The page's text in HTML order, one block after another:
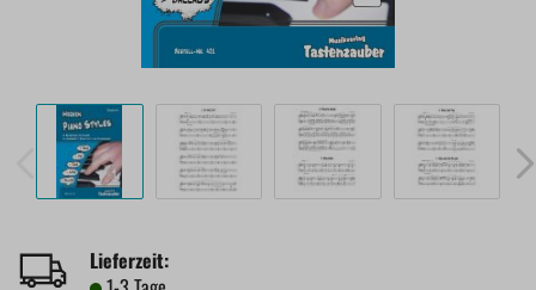
Lieferzeit: